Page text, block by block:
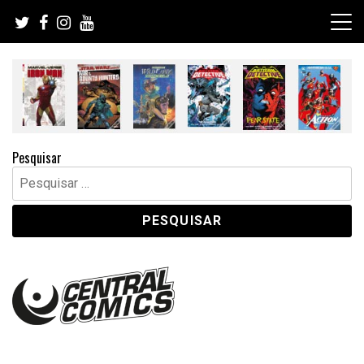
content
Pesquisar
Pesquisar
por: